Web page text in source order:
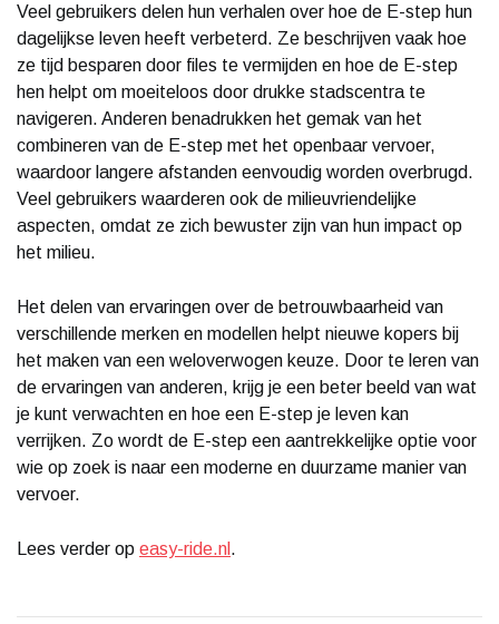
Veel gebruikers delen hun verhalen over hoe de E-step hun
dagelijkse leven heeft verbeterd. Ze beschrijven vaak hoe
ze tijd besparen door files te vermijden en hoe de E-step
hen helpt om moeiteloos door drukke stadscentra te
navigeren. Anderen benadrukken het gemak van het
combineren van de E-step met het openbaar vervoer,
waardoor langere afstanden eenvoudig worden overbrugd.
Veel gebruikers waarderen ook de milieuvriendelijke
aspecten, omdat ze zich bewuster zijn van hun impact op
het milieu.
Het delen van ervaringen over de betrouwbaarheid van
verschillende merken en modellen helpt nieuwe kopers bij
het maken van een weloverwogen keuze. Door te leren van
de ervaringen van anderen, krijg je een beter beeld van wat
je kunt verwachten en hoe een E-step je leven kan
verrijken. Zo wordt de E-step een aantrekkelijke optie voor
wie op zoek is naar een moderne en duurzame manier van
vervoer.
Lees verder op easy-ride.nl .